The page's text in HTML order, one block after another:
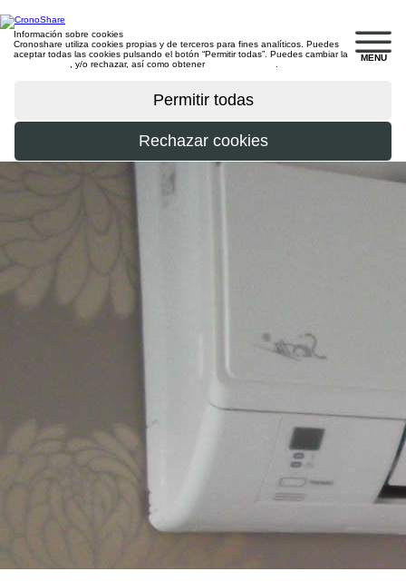
MENU
Información sobre cookies
Cronoshare utiliza cookies propias y de terceros para fines analíticos. Puedes
aceptar todas las cookies pulsando el botón “Permitir todas”. Puedes cambiar la
, y/o rechazar, así como obtener